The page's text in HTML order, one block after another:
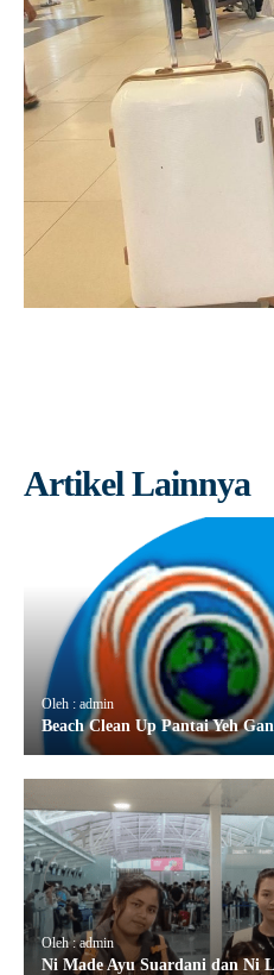
Artikel Lainnya
Oleh : admin
Beach Clean Up Pantai Yeh
Oleh : admin
Ni Made Ayu Suardani dan Ni